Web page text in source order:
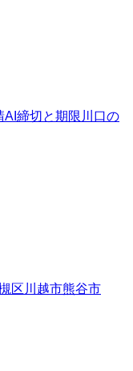
締切と期限 川口の
区 川越市熊谷市